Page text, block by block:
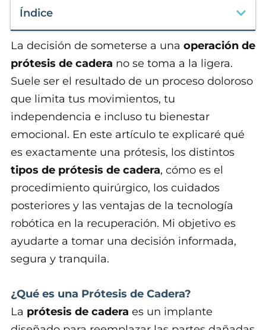
Índice
La decisión de someterse a una operación de
prótesis de cadera no se toma a la ligera.
Suele ser el resultado de un proceso doloroso
que limita tus movimientos, tu
independencia e incluso tu bienestar
emocional. En este artículo te explicaré qué
es exactamente una prótesis, los distintos
tipos de prótesis de cadera, cómo es el
procedimiento quirúrgico, los cuidados
posteriores y las ventajas de la tecnología
robótica en la recuperación. Mi objetivo es
ayudarte a tomar una decisión informada,
segura y tranquila.
¿Qué es una Prótesis de Cadera?
La prótesis de cadera es un implante